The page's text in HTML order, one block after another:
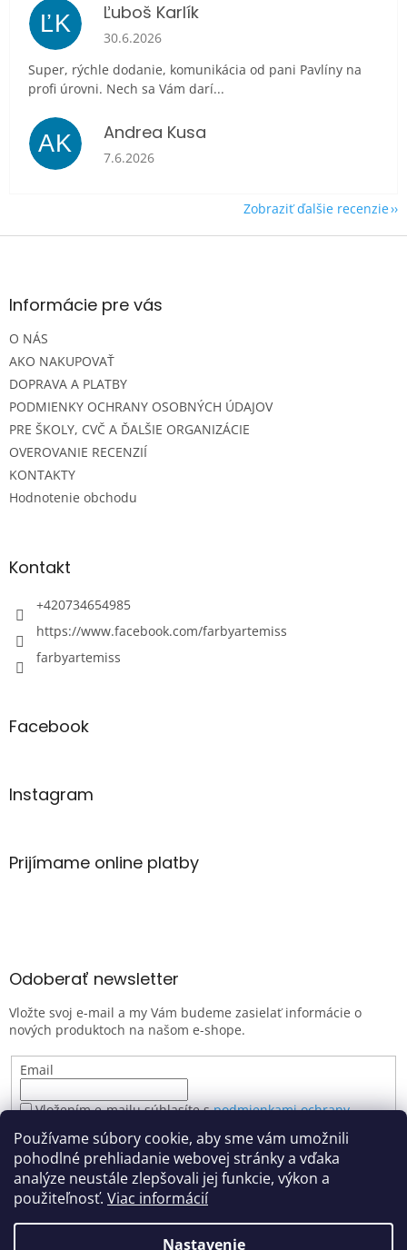
Používame súbory cookie, aby sme vám umožnili
pohodlné prehliadanie webovej stránky a vďaka
analýze neustále zlepšovali jej funkcie, výkon a
použiteľnosť. Viac informácií
Nastavenie
ĽK Ľuboš Karlík
Hodnotenie obchodu je 5 z 5 hviezdičiek.
30.6.2026
Super, rýchle dodanie, komunikácia od pani Pavlíny na
profi úrovni. Nech sa Vám darí...
AK Andrea Kusa
Hodnotenie obchodu je 5 z 5 hviezdičiek.
7.6.2026
Zobraziť ďalšie recenzie
Z
ä
e
Informácie pre vás
O NÁS
AKO NAKUPOVAŤ
DOPRAVA A PLATBY
PODMIENKY OCHRANY OSOBNÝCH ÚDAJOV
PRE ŠKOLY, CVČ A ĎALŠIE ORGANIZÁCIE
OVEROVANIE RECENZIÍ
KONTAKTY
Hodnotenie obchodu
Kontakt
+420734654985
https://www.facebook.com/farbyartemiss
farbyartemiss
Facebook
Instagram
Prijímame online platby
Odoberať newsletter
Vložte svoj e-mail a my Vám budeme zasielať informácie o
nových produktoch na našom e-shope.
Email
Vložením e-mailu súhlasíte spodmienkami ochrany
PRIHLÁSIŤ SA